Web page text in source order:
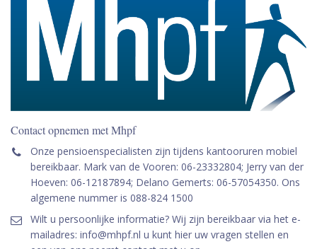
Contact opnemen met Mhpf
Onze pensioenspecialisten zijn tijdens kantooruren mobiel
bereikbaar. Mark van de Vooren: 06-23332804; Jerry van der
Hoeven: 06-12187894; Delano Gemerts: 06-57054350. Ons
algemene nummer is 088-824 1500
Wilt u persoonlijke informatie? Wij zijn bereikbaar via het e-
mailadres: info@mhpf.nl u kunt hier uw vragen stellen en